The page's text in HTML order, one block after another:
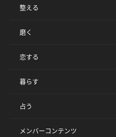
整える
磨く
恋する
暮らす
占う
メンバーコンテンツ